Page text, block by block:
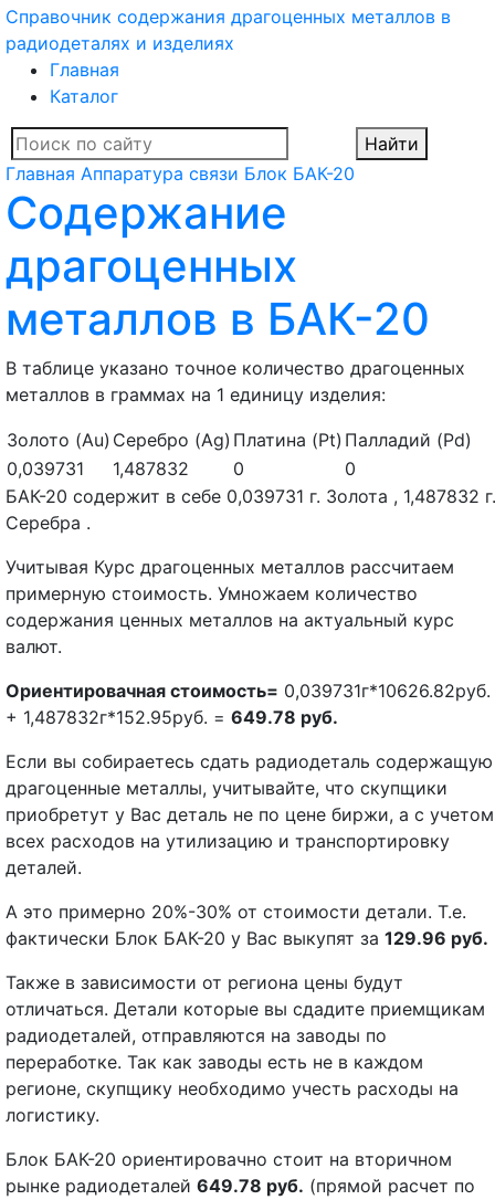
Справочник содержания драгоценных металлов в
радиодеталях и изделиях
Главная
Каталог
Найти
Главная Аппаратура связи Блок БАК-20
Содержание
драгоценных
металлов в БАК-20
В таблице указано точное количество драгоценных
металлов в граммах на 1 единицу изделия:
Золото (Au) Серебро (Ag) Платина (Pt) Палладий (Pd)
0,039731
1,487832 0
0
БАК-20 содержит в себе 0,039731 г. Золота , 1,487832 г.
Серебра .
Учитывая Курс драгоценных металлов рассчитаем
примерную стоимость. Умножаем количество
содержания ценных металлов на актуальный курс
валют.
Ориентировачная стоимость= 0,039731г*10626.82руб.
+ 1,487832г*152.95руб. = 649.78 руб.
Если вы собираетесь сдать радиодеталь содержащую
драгоценные металлы, учитывайте, что скупщики
приобретут у Вас деталь не по цене биржи, а с учетом
всех расходов на утилизацию и транспортировку
деталей.
А это примерно 20%-30% от стоимости детали. Т.е.
фактически Блок БАК-20 у Вас выкупят за 129.96 руб.
Также в зависимости от региона цены будут
отличаться. Детали которые вы сдадите приемщикам
радиодеталей, отправляются на заводы по
переработке. Так как заводы есть не в каждом
регионе, скупщику необходимо учесть расходы на
логистику.
Блок БАК-20 ориентировачно стоит на вторичном
рынке радиодеталей 649.78 руб. (прямой расчет по